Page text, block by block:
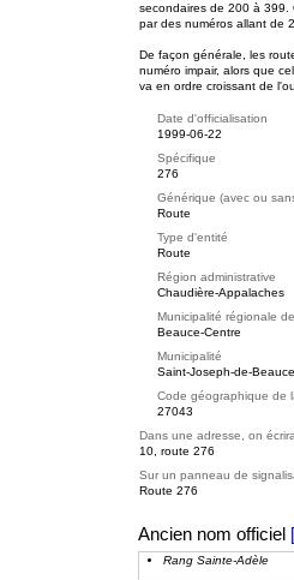
secondaires de 200 à 399.
par des numéros allant de
De façon générale, les
numéro impair, alors que
va en ordre croissant de
Date d'officialisation
1999-06-22
Spécifique
276
Générique (avec ou
Route
Type d'entité
Route
Région administrative
Chaudière-Appalaches
Municipalité régionale
Beauce-Centre
Municipalité
Saint-Joseph-de-
Code géographique de
27043
Dans une adresse, on
10, route 276
Sur un panneau de
Route 276
Ancien nom officiel
Rang Sainte-Adèle